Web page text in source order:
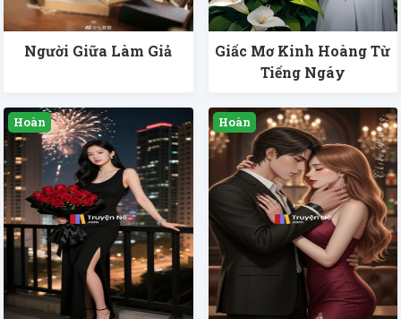
Người Giữa Làm Giả
Giấc Mơ Kinh Hoàng Từ
Tiếng Ngáy